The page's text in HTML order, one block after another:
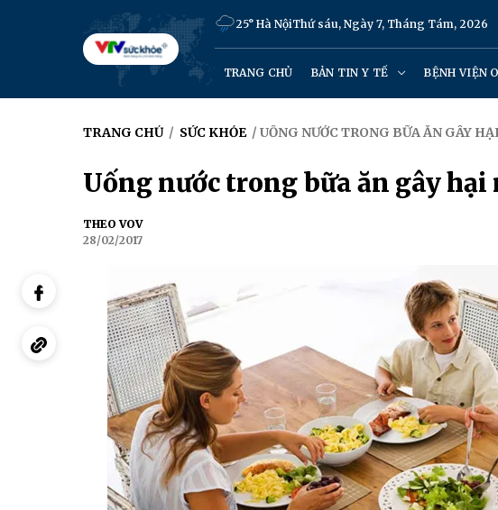
25° Hà NộiThứ sáu, Ngày 7, Tháng Tám, 2026
TRANG CHỦ BẢN TIN Y TẾ BỆNH VIỆN
TRANG CHỦ / SỨC KHỎE / UỐNG NƯỚC TRONG BỮA ĂN GÂY
Uống nước trong bữa ăn gây hại
THEO VOV
28/02/2017